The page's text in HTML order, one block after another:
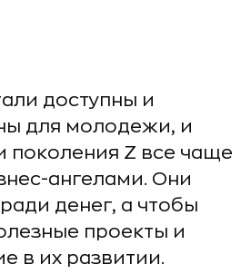
доступны и
для молодежи, и
поколения Z все чаще
ангелами. Они
денег, а чтобы
проекты и
в их развитии.